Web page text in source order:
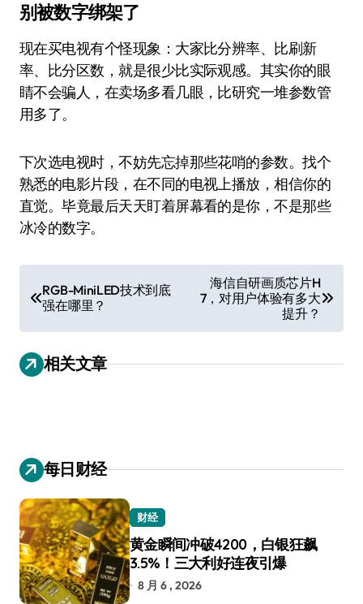
别被数字绑架了
现在买电视有个怪现象：大家比分辨率、比刷新
率、比分区数，就是很少比实际观感。其实你的眼
睛不会骗人，在卖场多看几眼，比研究一堆参数管
用多了。
下次选电视时，不妨先忘掉那些花哨的参数。找个
熟悉的电影片段，在不同的电视上播放，相信你的
直觉。毕竟最后天天盯着屏幕看的是你，不是那些
冰冷的数字。
章
导
航
RGB-MiniLED技术到底
强在哪里？
海信自研画质芯片H
7，对用户体验有多大
提升？
相关文章
每日财经
财经
黄金瞬间冲破4200，白银狂飙
3.5%！三大利好连夜引爆
8 月 6 , 2026